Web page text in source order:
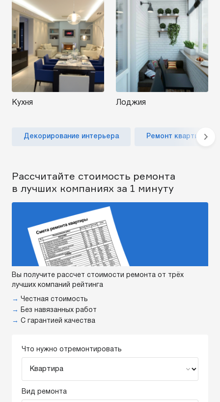
Кухня Лоджия
Декорирование интерьера Ремонт квартиры
Что нужно отремонтировать
Вид ремонта
Рассчитайте стоимость ремонта
в лучших компаниях за 1 минуту
Вы получите рассчет стоимости ремонта от трёх
лучших компаний рейтинга
→ Честная стоимость
→
Без навязанных работ
→ С гарантией качества